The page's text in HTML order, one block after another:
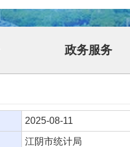
政务服务
2025-08-11
江阴市统计局